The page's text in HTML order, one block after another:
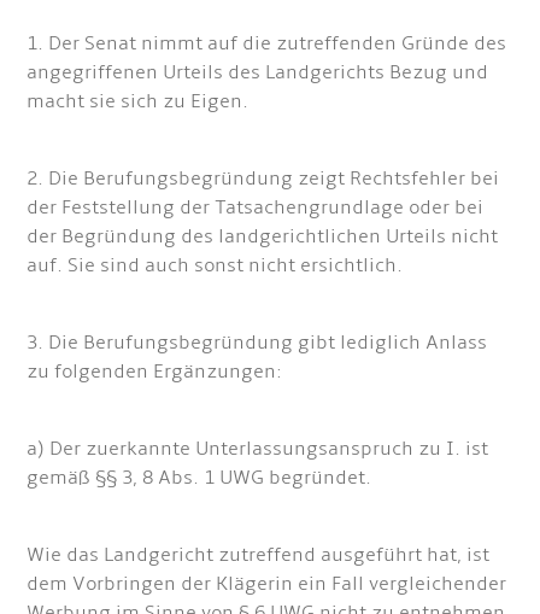
1. Der Senat nimmt auf die zutreffenden Gründe des
angegriffenen Urteils des Landgerichts Bezug und
macht sie sich zu Eigen.
2. Die Berufungsbegründung zeigt Rechtsfehler bei
der Feststellung der Tatsachengrundlage oder bei
der Begründung des landgerichtlichen Urteils nicht
auf. Sie sind auch sonst nicht ersichtlich.
3. Die Berufungsbegründung gibt lediglich Anlass
zu folgenden Ergänzungen:
a) Der zuerkannte Unterlassungsanspruch zu I. ist
gemäß §§ 3, 8 Abs. 1 UWG begründet.
Wie das Landgericht zutreffend ausgeführt hat, ist
dem Vorbringen der Klägerin ein Fall vergleichender